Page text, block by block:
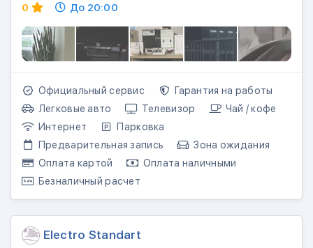
0
До 20:00
Официальный сервис
Гарантия на работы
Легковые авто
Телевизор
Чай / кофе
Интернет
Парковка
Предварительная запись
Зона ожидания
Оплата картой
Оплата наличными
Безналичный расчет
Electro Standart